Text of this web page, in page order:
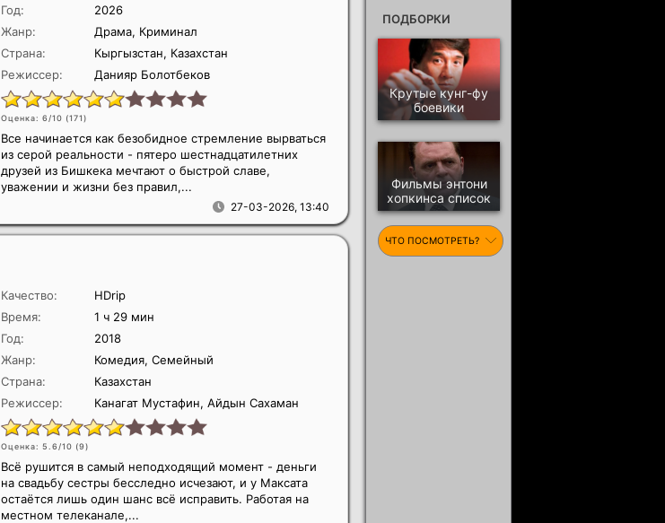
Год:
2026
Жанр:
Драма, Криминал
Страна:
Кыргызстан, Казахстан
Режиссер:
Данияр Болотбеков
Оценка: 6/10 (171)
27-03-2026, 13:40
Все начинается как безобидное стремление вырваться
из серой реальности - пятеро шестнадцатилетних
друзей из Бишкека мечтают о быстрой славе,
уважении и жизни без правил,...
Качество:
HDrip
Время:
1 ч 29 мин
Год:
2018
Жанр:
Комедия, Семейный
Страна:
Казахстан
Режиссер:
Канагат Мустафин, Айдын Сахаман
Оценка: 5.6/10 (9)
Всё рушится в самый неподходящий момент - деньги
на свадьбу сестры бесследно исчезают, и у Максата
остаётся лишь один шанс всё исправить. Работая на
местном телеканале,...
ПОДБОРКИ
Крутые кунг-фу
боевики
Фильмы энтони
хопкинса список
ЧТО ПОСМОТРЕТЬ?